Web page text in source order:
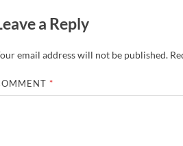
a Reply
email address will not be published.
*